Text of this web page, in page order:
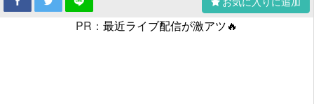
PR： 最近ライブ配信が激アツ🔥